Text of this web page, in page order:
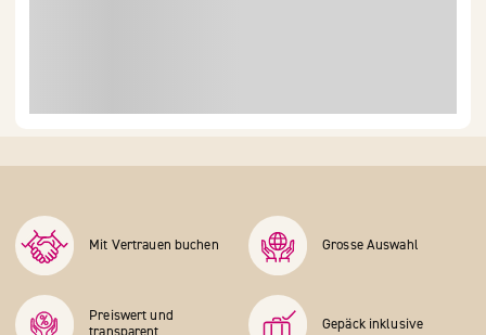
Mit Vertrauen buchen Grosse Auswahl
Preiswert und
Gepäck inklusive